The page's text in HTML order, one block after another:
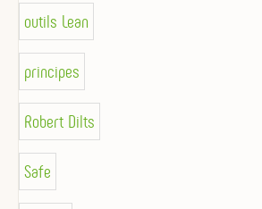
outils Lean
principes
Robert Dilts
Safe